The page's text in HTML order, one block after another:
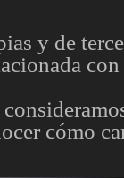
y de
cómo